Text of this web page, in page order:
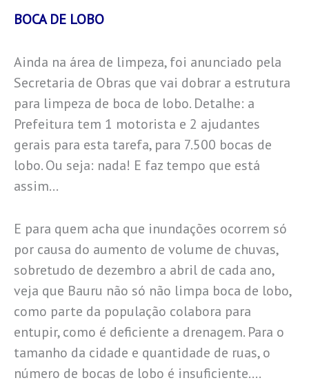
BOCA DE LOBO
Ainda na área de limpeza, foi anunciado pela
Secretaria de Obras que vai dobrar a estrutura
para limpeza de boca de lobo. Detalhe: a
Prefeitura tem 1 motorista e 2 ajudantes
gerais para esta tarefa, para 7.500 bocas de
lobo. Ou seja: nada! E faz tempo que está
assim…
E para quem acha que inundações ocorrem só
por causa do aumento de volume de chuvas,
sobretudo de dezembro a abril de cada ano,
veja que Bauru não só não limpa boca de lobo,
como parte da população colabora para
entupir, como é deficiente a drenagem. Para o
tamanho da cidade e quantidade de ruas, o
número de bocas de lobo é insuficiente….